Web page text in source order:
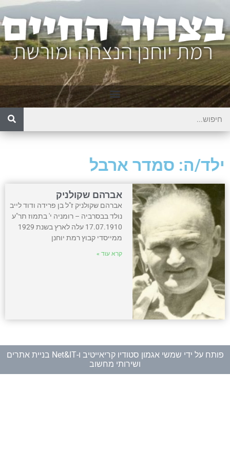
ילד/ה: סמדר ארבל
אברהם שקולניק
אברהם שקולניק ז"ל בן פרידה ודוד לייב
נולד בבסרביה – רומניה י' בתמוז תר"ע
17.07.1910 עלה לארץ בשנת 1929
ממייסדי קבוץ רמת יוחנן
קרא עוד »
פותח על ידי שמשי אגמון סטודיו קריאייטיב ו-
Net&IT בניית אתרים
ושירותי מחשוב